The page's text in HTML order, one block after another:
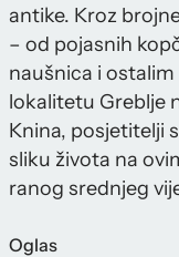
antike. Kroz
– od pojasnih
naušnica i
lokalitetu Greblje
Knina, posjetitelji
sliku života na
ranog srednjeg
Oglas